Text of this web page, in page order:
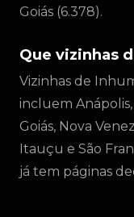
Goiás (6.378).
Que vizinhas
Vizinhas de
incluem
Goiás, Nova
Itauçu e São
já tem páginas